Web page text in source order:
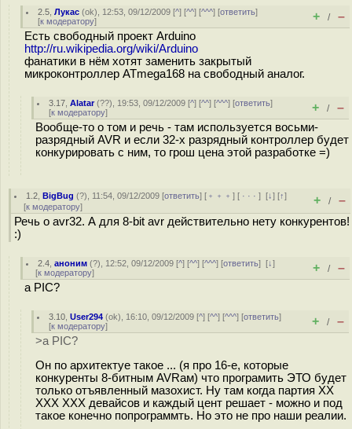
2.5 ,Лукас (ok), 12:53, 09/12/2009 [^] [^^] [^^^] [ответить]
[к модератору] + / –
Есть свободный проект Arduino
http://ru.wikipedia.org/wiki/Arduino
фанатики в нём хотят заменить закрытый
микроконтроллер ATmega168 на свободный аналог.
3.17 ,Alatar(??), 19:53, 09/12/2009 [^] [^^] [^^^] [ответить]
[к модератору] + / –
Вообще-то о том и речь - там используется восьми-
разрядный AVR и если 32-х разрядный контроллер будет
конкурировать с ним, то грош цена этой разработке =)
1.2 ,BigBug (?), 11:54, 09/12/2009 [ответить] [ ﹢﹢﹢] [ · · ·][↓] [↑]
[к модератору] + / –
Речь о avr32. А для 8-bit avr действительно нету конкурентов!
:)
2.4 ,аноним (?), 12:52, 09/12/2009 [^] [^^] [^^^] [ответить][↓]
[к модератору] + / –
a PIC?
3.10 ,User294 (ok), 16:10, 09/12/2009 [^] [^^] [^^^] [ответить]
[к модератору] + / –
>a PIC?
Он по архитектуе такое ... (я про 16-е, которые
конкуренты 8-битным AVRам) что програмить ЭТО будет
только отъявленный мазохист. Ну там когда партия XX
XXX XXX девайсов и каждый цент решает - можно и под
такое конечно попрограммть. Но это не про наши реалии.